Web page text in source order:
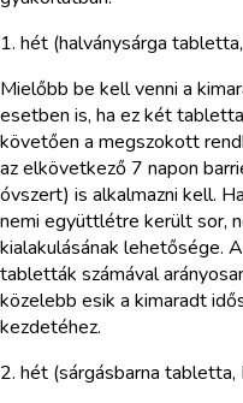
1. hét (halványsárga
Mielőbb be kell venni a
esetben is, ha ez két
követően a megszokott
az elkövetkező 7 napon
óvszert) is alkalmazni kell.
nemi együttlétre került sor,
kialakulásának lehetősége.
tabletták számával
közelebb esik a kimaradt
kezdetéhez.
2. hét (sárgásbarna tabletta,